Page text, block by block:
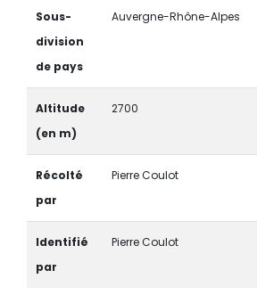
Sous-
division
de pays
Auvergne-Rhône-Alpes
Altitude
(en m)
2700
Récolté
par
Pierre Coulot
Identifié
par
Pierre Coulot